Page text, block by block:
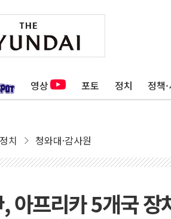
영상 포토 정치 정책
정치 청와대·감사원
아프리카 5개국 장